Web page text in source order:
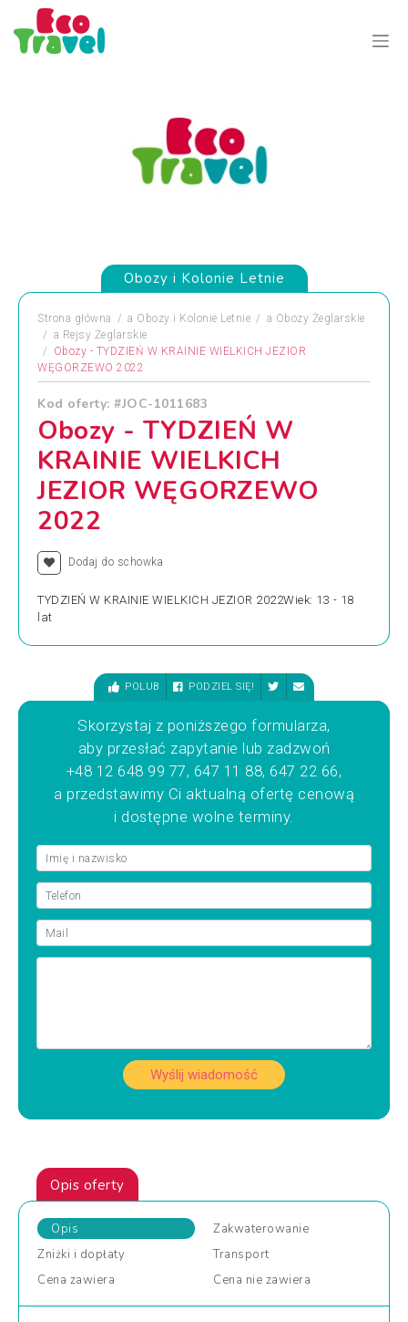
Obozy i Kolonie Letnie
Strona główna a Obozy i Kolonie Letnie a Obozy Żeglarskie
a Rejsy Żeglarskie
Obozy - TYDZIEŃ W KRAINIE WIELKICH JEZIOR
WĘGORZEWO 2022
Kod oferty: #JOC-1011683
Obozy - TYDZIEŃ W
KRAINIE WIELKICH
JEZIOR WĘGORZEWO
2022
Dodaj do schowka
TYDZIEŃ W KRAINIE WIELKICH JEZIOR 2022Wiek: 13 - 18
lat
POLUB PODZIEL SIĘ!
Skorzystaj z poniższego formularza,
aby przesłać zapytanie lub zadzwoń
+48 12 648 99 77, 647 11 88, 647 22 66,
a przedstawimy Ci aktualną ofertę cenową
i dostępne wolne terminy.
Wyślij wiadomość
Opis oferty
Opis
Zakwaterowanie
Zniżki i dopłaty
Transport
Cena zawiera Cena nie zawiera